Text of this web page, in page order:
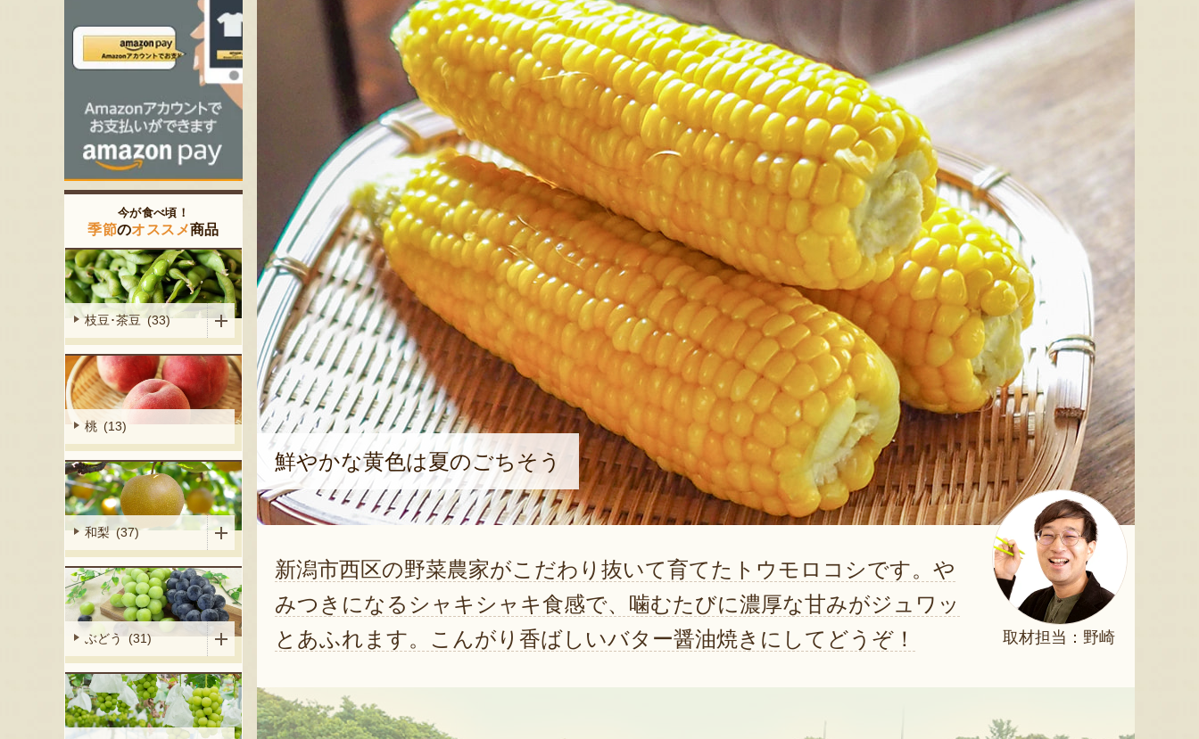
鮮やかな黄色は夏のごちそう
取材担当：野崎
新潟市西区の野菜農家がこだわり抜いて育てたトウモロコシです。や
みつきになるシャキシャキ食感で、噛むたびに濃厚な甘みがジュワッ
とあふれます。こんがり香ばしいバター醤油焼きにしてどうぞ！
今が食べ頃！
季節のオススメ商品
枝豆･茶豆 (33)
桃 (13)
和梨 (37)
ぶどう (31)